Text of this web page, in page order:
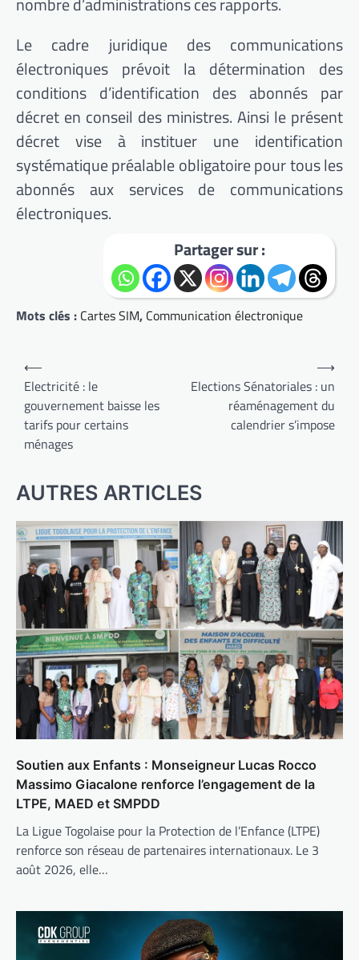
Le cadre juridique des communications
électroniques prévoit la détermination des
conditions d’identification des abonnés par
décret en conseil des ministres. Ainsi le présent
décret vise à instituer une identification
systématique préalable obligatoire pour tous les
abonnés aux services de communications
électroniques.
Partager sur :
Mots clés : Cartes SIM, Communication électronique
Navigation
de
l’article
⟵
Electricité : le
gouvernement baisse les
tarifs pour certains
ménages
Elections Sénatoriales : un
réaménagement du
calendrier s’impose
⟶
AUTRES ARTICLES
Soutien aux Enfants : Monseigneur Lucas Rocco
Massimo Giacalone renforce l’engagement de la
LTPE, MAED et SMPDD
La Ligue Togolaise pour la Protection de l’Enfance (LTPE)
renforce son réseau de partenaires internationaux. Le 3
août 2026, elle…